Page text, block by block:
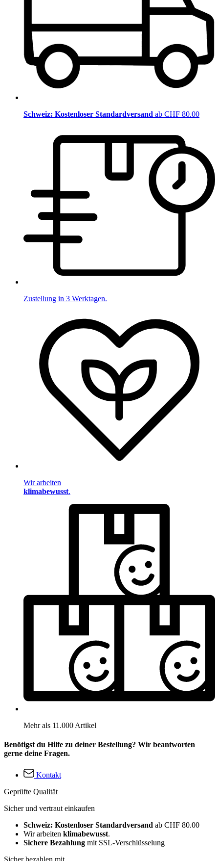
Schweiz: Kostenloser Standardversand ab CHF 80.00
Zustellung in 3 Werktagen.
Wir arbeiten
klimabewusst.
Mehr als 11.000 Artikel
Benötigst du Hilfe zu deiner Bestellung? Wir beantworten
gerne deine Fragen.
Kontakt
Geprüfte Qualität
Sicher und vertraut einkaufen
Schweiz: Kostenloser Standardversand ab CHF 80.00
Wir arbeiten klimabewusst.
Sichere Bezahlung mit SSL-Verschlüsselung
Sicher bezahlen mit